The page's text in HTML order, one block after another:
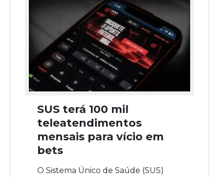
SUS terá 100 mil
teleatendimentos
mensais para vício em
bets
O Sistema Único de Saúde (SUS)